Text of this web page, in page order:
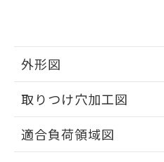
外形図
取りつけ穴加工図
適合負荷領域図
用者の範囲」に
指します。
EU RoHS指令（10物
51物質の非含有証明書
るもので、過去に遡っ
ものではありません。
また、RoHS指令の
物質の対応では、対応
荷製品に未対応品が混